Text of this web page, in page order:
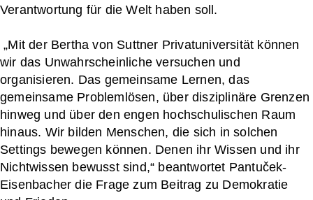
Verantwortung für die Welt haben soll.
„Mit der Bertha von Suttner Privatuniversität können
wir das Unwahrscheinliche versuchen und
organisieren. Das gemeinsame Lernen, das
gemeinsame Problemlösen, über disziplinäre Grenzen
hinweg und über den engen hochschulischen Raum
hinaus. Wir bilden Menschen, die sich in solchen
Settings bewegen können. Denen ihr Wissen und ihr
Nichtwissen bewusst sind,“ beantwortet Pantuček-
Eisenbacher die Frage zum Beitrag zu Demokratie